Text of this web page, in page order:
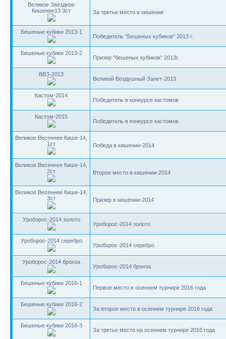
Великое Звёздное
Кишение13 3ст
За третье место в кишении
Бешеные кубики 2013-1
Победитель "Бешеных кубиков" 2013 г.
Бешеные кубики 2013-2
Призер "бешеных кубиков" 2013г.
ВВЗ-2013
Великий Воздушный Залет-2013
Кастом-2014
Победитель в конкурсе кастомов
Кастом-2015
Победитель в конкурсе кастомов
Великое Весеннее Кише-14,
1ст
Победа в кишении-2014
Великое Весеннее Кише-14,
2ст
Второе место в кишении-2014
Великое Весеннее Кише-14,
3ст
Призер в кишении-2014
Уроборос-2014 золото
Уроборос-2014 золото
Уроборос-2014 серебро
Уроборос-2014 серебро
Уроборос-2014 бронза
Уроборос-2014 бронза
Бешеные кубики 2016-1
Первое место в осеннем турнире 2016 года
Бешеные кубики 2016-2
За второе место в осеннем турнире 2016 года
Бешеные кубики 2016-3
За третье место на осеннем турнире 2016 года